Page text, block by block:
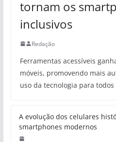
tornam os
inclusivos
Redação
Ferramentas acessíveis
móveis, promovendo mais
uso da tecnologia para todos
A evolução dos celulares
smartphones modernos